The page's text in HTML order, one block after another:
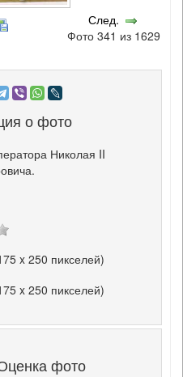
След.
Фото 341 из 1629
о фото
Николая II
x 250 пикселей)
x 250 пикселей)
фото